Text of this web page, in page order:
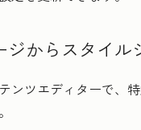
ジからスタイル
ンツエディターで、